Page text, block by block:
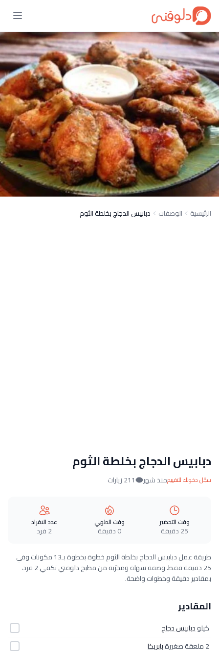
الرئيسية الوصفات دبابيس الدجاج بخلطة الثوم
دبابيس الدجاج بخلطة الثوم
سجّل دخولك للتقييممنذ شهر 211 زيارات
وقت التحضير
25 دقيقة
وقت الطهي
0 دقيقة
عدد الافراد
2 فرد
طريقة عمل دبابيس الدجاج بخلطة الثوم خطوة بخطوة بـ13 مكونات وفي
25 دقيقة فقط. وصفة سهلة ومجرّبة من مطبخ دلوقتي تكفي 2 فرد،
بمقادير دقيقة وخطوات واضحة.
المقادير
كيلودبابيس دجاج
2 ملعقة صغيرة
بابريكا